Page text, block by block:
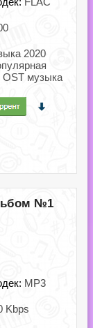
2020
музыка
№1
MP3
Kbps